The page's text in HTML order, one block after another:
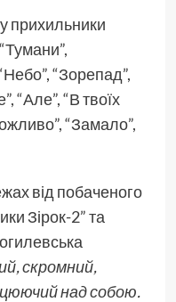
прихильники
“Зорепад”,
“Але”, “В твоїх
“Замало”,
від побаченого
Зірок-2” та
скромний,
над собою.